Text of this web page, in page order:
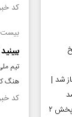
کد خبر: ۱۴۲۳۵۰۳ تاریخ انتشار :
بیست
تیم
هنگ
کد خبر: ۱۴۲۰۰۲۱ تاریخ انتشار :
شد |
هنرمند منحصر‌به‌فردی را از دست دادیم/ پخش ۲